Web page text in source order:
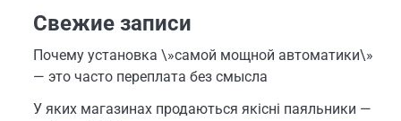
Свежие записи
Почему установка \»самой мощной автоматики\»
— это часто переплата без смысла
У яких магазинах продаються якісні паяльники —